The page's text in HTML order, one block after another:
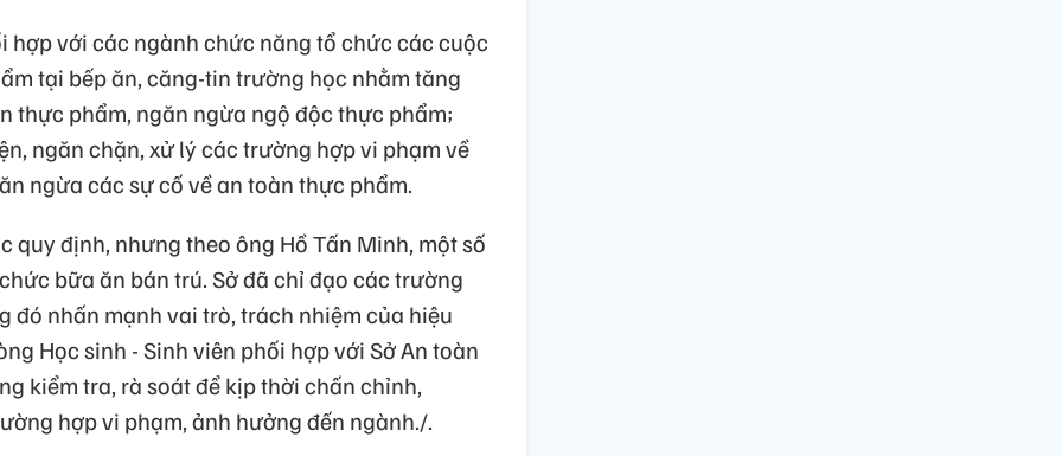
hợp với các ngành chức năng tổ chức các cuộc
tại bếp ăn, căng-tin trường học nhằm tăng
thực phẩm, ngăn ngừa ngộ độc thực phẩm;
ngăn chặn, xử lý các trường hợp vi phạm về
ngừa các sự cố về an toàn thực phẩm.
quy định, nhưng theo ông Hồ Tấn Minh, một số
bữa ăn bán trú. Sở đã chỉ đạo các trường
đó nhấn mạnh vai trò, trách nhiệm của hiệu
Học sinh - Sinh viên phối hợp với Sở An toàn
kiểm tra, rà soát để kịp thời chấn chỉnh,
hợp vi phạm, ảnh hưởng đến ngành./.